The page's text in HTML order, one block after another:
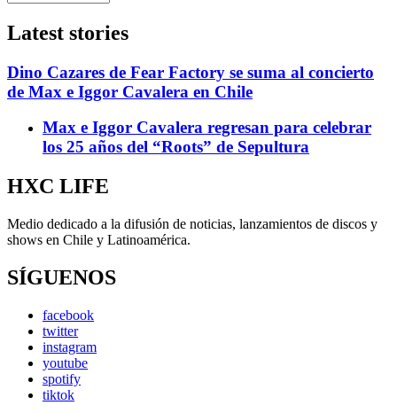
Latest stories
Dino Cazares de Fear Factory se suma al concierto
de Max e Iggor Cavalera en Chile
Max e Iggor Cavalera regresan para celebrar
los 25 años del “Roots” de Sepultura
HXC LIFE
Medio dedicado a la difusión de noticias, lanzamientos de discos y
shows en Chile y Latinoamérica.
SÍGUENOS
facebook
twitter
instagram
youtube
spotify
tiktok